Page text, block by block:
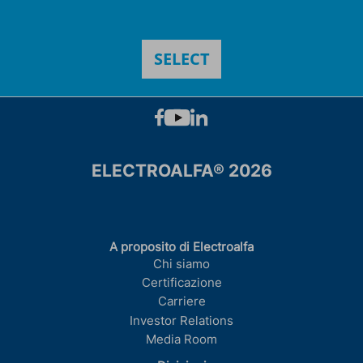
ELECTROALFA® 2026
A proposito di Electroalfa
Chi siamo
Certificazione
Carriere
Investor Relations
Media Room